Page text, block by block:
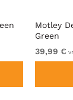
Motley
Green
39,99 €